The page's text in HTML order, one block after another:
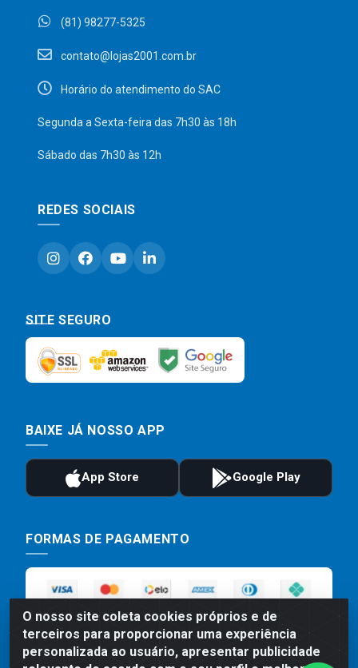
O nosso site coleta cookies próprios e de
terceiros para proporcionar uma experiência
personalizada ao usuário, apresentar publicidade
(81) 98277-5325
contato@lojas2001.com.br
Horário do atendimento do SAC
Segunda a Sexta-feira das 7h30 às 18h
Sábado das 7h30 às 12h
REDES SOCIAIS
SITE SEGURO
BAIXE JÁ NOSSO APP
FORMAS DE PAGAMENTO